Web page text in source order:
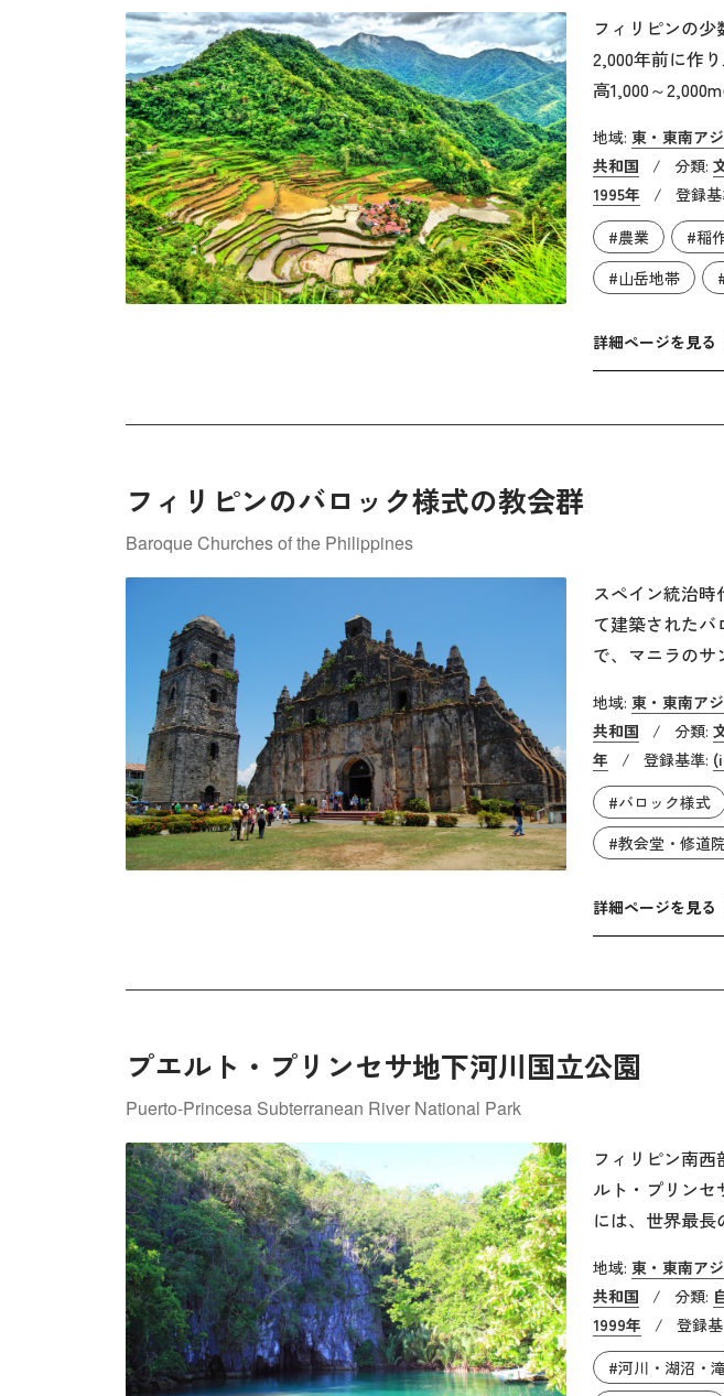
ー系の民族のこ
フィリピンの
2,000年前に作
高1,000～
られた丘や山
た形状と複雑な
形成されていま
よってもこの高
2,000年もの間
おり、棚田文化
の優れた耐久性
地域: 東・東南ア
共和国
/ 分類:
1995年
/ 登録
#農業
#稲
#山岳地帯
詳細ページを見る
フィリピンのバロック様式の教会群
Baroque Churches of the Philippines
スペイン統治時
て建築された
で、マニラの
ン・アグスティ
ア（ルソン島北
会、パナイ島ミ
教会の4つが登
ら4つの教会は
た優れた例であ
ンにおける教会
地域: 東・東南ア
共和国
/ 分類:
年
/ 登録基準:
#バロック様式
#教会堂・修道
詳細ページを見る
プエルト・プリンセサ地下河川国立公園
Puerto-Princesa Subterranean River National Park
フィリピン南
ルト・プリンセ
には、世界最長
び、120m×60m
って流れていき
を誇る国立公園
ルスト地形の地
地域: 東・東南ア
共和国
/ 分類:
1999年
/ 登録
#河川・湖沼・滝